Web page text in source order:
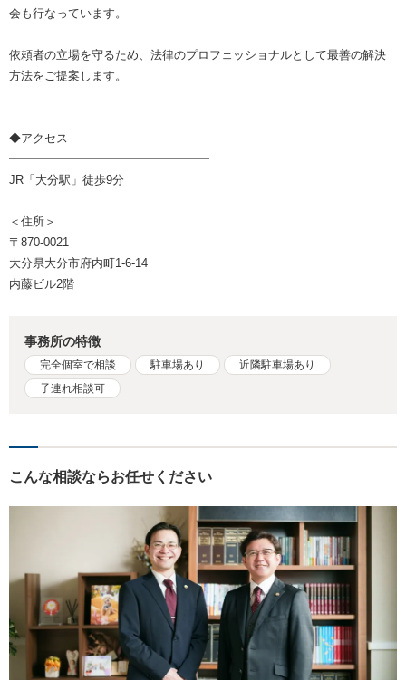
会も行なっています。
依頼者の立場を守るため、法律のプロフェッショナルとして最善の解決
方法をご提案します。
◆アクセス
━━━━━━━━━━━━━━━━━
JR「大分駅」徒歩9分
＜住所＞
〒870-0021
大分県大分市府内町1-6-14
内藤ビル2階
事務所の特徴
完全個室で相談 駐車場あり
近隣駐車場あり
子連れ相談可
こんな相談ならお任せください